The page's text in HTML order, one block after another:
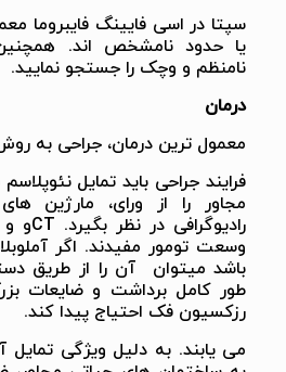
سپتا در اسی فایینگ فایبروما
یا حدود نامشخص اند.
نامنظم و وچک را جستجو نمایید.
درمان
معمول ترین درمان، جراحی به
فرایند جراحی باید تمایل
مجاور را از ورای، مارژین
وسعت تومور مفیدند. اگر
باشد میتوان آن را از طریق
طور کامل برداشت و ضایعات
رزکسیون فک احتیاج پیدا کند.
می یابند. به دلیل ویژگی تمایل